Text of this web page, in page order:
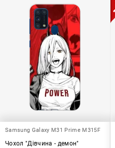
Samsung Galaxy M31 Prime M315F
Чохол "Дівчина - демон"